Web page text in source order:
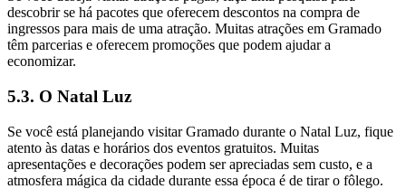
descobrir se há pacotes que oferecem descontos na compra de
ingressos para mais de uma atração. Muitas atrações em Gramado
têm parcerias e oferecem promoções que podem ajudar a
economizar.
5.3. O Natal Luz
Se você está planejando visitar Gramado durante o Natal Luz, fique
atento às datas e horários dos eventos gratuitos. Muitas
apresentações e decorações podem ser apreciadas sem custo, e a
atmosfera mágica da cidade durante essa época é de tirar o fôlego.